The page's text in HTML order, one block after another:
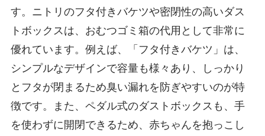
す。ニトリのフタ付きバケツや密閉性の高いダス
トボックスは、おむつゴミ箱の代用として非常に
優れています。例えば、「フタ付きバケツ」は、
シンプルなデザインで容量も様々あり、しっかり
とフタが閉まるため臭い漏れを防ぎやすいのが特
徴です。また、ペダル式のダストボックスも、手
を使わずに開閉できるため、赤ちゃんを抱っこし